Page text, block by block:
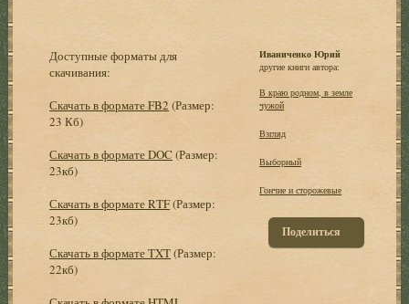
Доступные форматы для
скачивания:
Скачать в формате FB2 (Размер:
23 Кб)
Скачать в формате DOC (Размер:
23кб)
Скачать в формате RTF(Размер:
23кб)
Скачать в формате TXT(Размер:
22кб)
Иваниченко Юрий
другие книги автора:
В краю родном, в земле
чужой
Взгляд
Выборный
Гончие и сторожевые
Поделиться